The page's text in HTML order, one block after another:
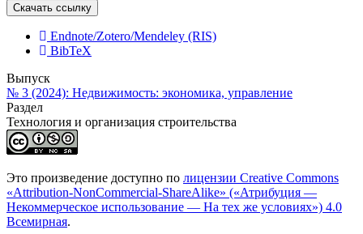
Скачать ссылку
Endnote/Zotero/Mendeley (RIS)
BibTeX
Выпуск
№ 3 (2024): Недвижимость: экономика, управление
Раздел
Технология и организация строительства
Это произведение доступно по лицензии Creative Commons
«Attribution-NonCommercial-ShareAlike» («Атрибуция —
Некоммерческое использование — На тех же условиях») 4.0
Всемирная.